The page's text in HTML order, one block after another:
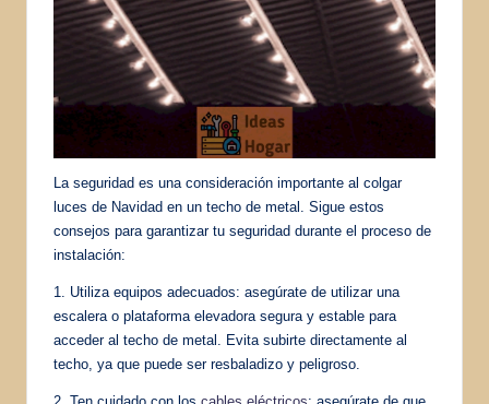
La seguridad es una consideración importante al colgar
luces de Navidad en un techo de metal. Sigue estos
consejos para garantizar tu seguridad durante el proceso de
instalación:
1. Utiliza equipos adecuados: asegúrate de utilizar una
escalera o plataforma elevadora segura y estable para
acceder al techo de metal. Evita subirte directamente al
techo, ya que puede ser resbaladizo y peligroso.